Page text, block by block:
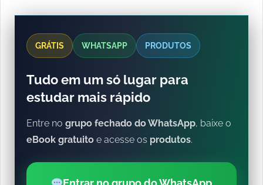
GRÁTIS WHATSAPP PRODUTOS
Tudo em um só lugar para
estudar mais rápido
Entre no grupo fechado do WhatsApp, baixe o
eBook gratuito e acesse os produtos.